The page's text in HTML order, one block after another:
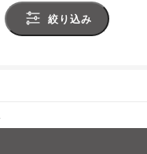
絞り込み